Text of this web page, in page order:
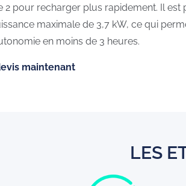
2 pour recharger plus rapidement. Il est
maximale de 3,7 kW, ce qui
en moins de 3 heures.
maintenant
LES